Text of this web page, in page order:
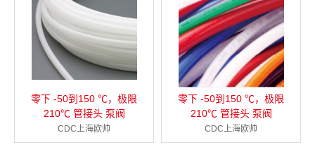
零下 -50到150 ℃，极限
210℃ 管接头 泵阀
CDC上海欧帅
零下 -50到150 ℃，极限
210℃ 管接头 泵阀
CDC上海欧帅